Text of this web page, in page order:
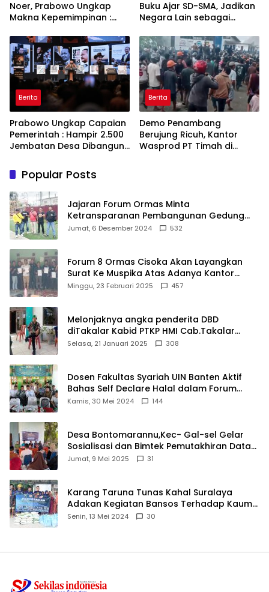
Noer, Prabowo Ungkap
Makna Kepemimpinan :
Gunakan Akal Sehat
Buku Ajar SD-SMA, Jadikan
Negara Lain sebagai
Berita
Prabowo Ungkap Capaian
Pemerintah : Hampir 2.500
Jembatan Desa Dibangun,
Ditargetkan Direvitalisasi
Berita
Demo Penambang
Berujung Ricuh, Kantor
Wasprod PT Timah di
Popular Posts
Jajaran Forum Ormas Minta
Ketransparanan Pembangunan Gedung
Damkar Di Kecamatan Cisoka
Jumat, 6 Desember 2024 532
Forum 8 Ormas Cisoka Akan Layangkan
Surat Ke Muspika Atas Adanya Kantor
Matel di Cisoka
Minggu, 23 Februari 2025 457
Melonjaknya angka penderita DBD
diTakalar Kabid PTKP HMI Cab.Takalar
angkat bicara
Selasa, 21 Januari 2025 308
Dosen Fakultas Syariah UIN Banten Aktif
Bahas Self Declare Halal dalam Forum
Ijtima Ulama MUI
Kamis, 30 Mei 2024 144
Desa Bontomarannu,Kec- Gal-sel Gelar
Sosialisasi dan Bimtek Pemutakhiran Data
ID
Jumat, 9 Mei 2025 31
Karang Taruna Tunas Kahal Suralaya
Adakan Kegiatan Bansos Terhadap Kaum
Dhuafa dan Anak Yatim-Piatu
Senin, 13 Mei 2024 30